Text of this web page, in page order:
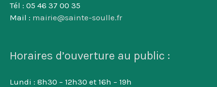
Tél : 05 46 37 00 35
Mail : mairie@sainte-soulle.fr
Horaires d’ouverture au public :
Lundi : 8h30 – 12h30 et 16h – 19h